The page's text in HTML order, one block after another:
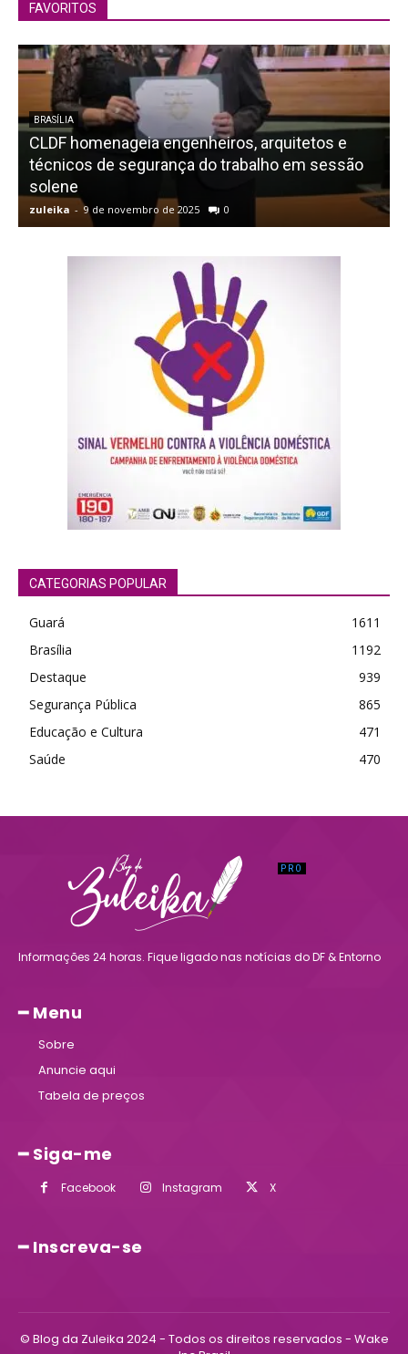
FAVORITOS
BRASÍLIA
CLDF homenageia engenheiros, arquitetos e
técnicos de segurança do trabalho em sessão
solene
zuleika - 9 de novembro de 2025 0
CATEGORIAS POPULAR
Guará
1611
Brasília
1192
Destaque
939
Segurança Pública
865
Educação e Cultura
471
Saúde
470
Informações 24 horas. Fique ligado nas notícias do DF & Entorno
━ Menu
Sobre
Anuncie aqui
Tabela de preços
━ Siga-me
Facebook Instagram X
━ Inscreva-se
© Blog da Zuleika 2024 - Todos os direitos reservados - Wake